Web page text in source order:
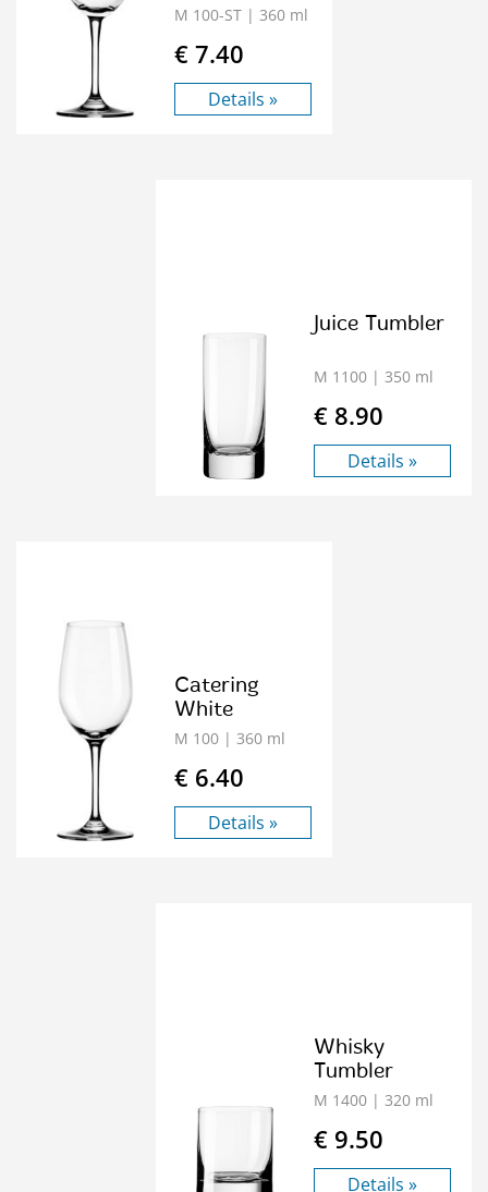
M 100-ST | 360 ml
€ 7.40
Details »
Juice Tumbler
M 1100 | 350 ml
€ 8.90
Details »
Catering
White
M 100 | 360 ml
€ 6.40
Details »
Whisky
Tumbler
M 1400 | 320 ml
€ 9.50
Details »